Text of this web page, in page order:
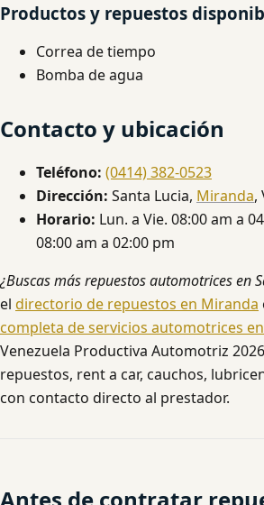
Productos y repuestos
Correa de tiempo
Bomba de agua
Contacto y ubicación
Teléfono: (0414) 382-0523
Dirección: Santa Lucia, Miranda,
Horario: Lun. a Vie. 08:00 am a
08:00 am a 02:00 pm
¿Buscas más repuestos automotrices en
el directorio de repuestos en Miranda
completa de servicios automotrices
Venezuela Productiva Automotriz
repuestos, rent a car, cauchos,
con contacto directo al prestador.